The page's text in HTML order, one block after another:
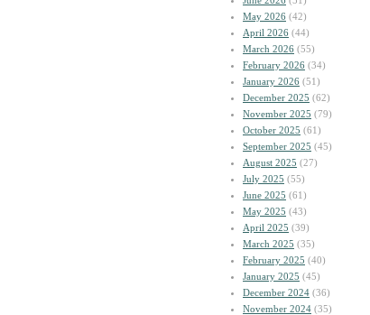
May 2026 (42)
April 2026 (44)
March 2026 (55)
February 2026 (34)
January 2026 (51)
December 2025 (62)
November 2025 (79)
October 2025 (61)
September 2025 (45)
August 2025 (27)
July 2025 (55)
June 2025 (61)
May 2025 (43)
April 2025 (39)
March 2025 (35)
February 2025 (40)
January 2025 (45)
December 2024 (36)
November 2024 (35)